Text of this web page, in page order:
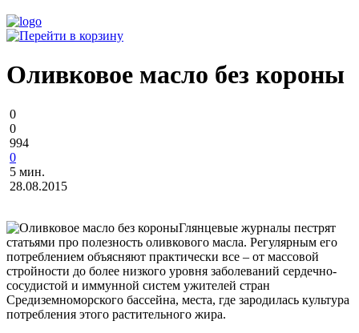
Оливковое масло без короны
0
0
994
0
5 мин.
28.08.2015
Глянцевые журналы пестрят
статьями про полезность оливкового масла. Регулярным его
потреблением объясняют практически все – от массовой
стройности до более низкого уровня заболеваний сердечно-
сосудистой и иммунной систем ужителей стран
Средиземноморского бассейна, места, где зародилась культура
потребления этого растительного жира.